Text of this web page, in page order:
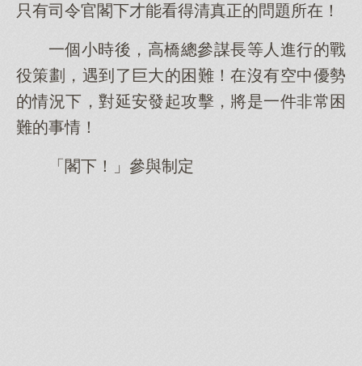
只有司令官閣下才能看得清真正的問題所在！
一個小時後，高橋總參謀長等人進行的戰
役策劃，遇到了巨大的困難！在沒有空中優勢
的情況下，對延安發起攻擊，將是一件非常困
難的事情！
「閣下！」參與制定